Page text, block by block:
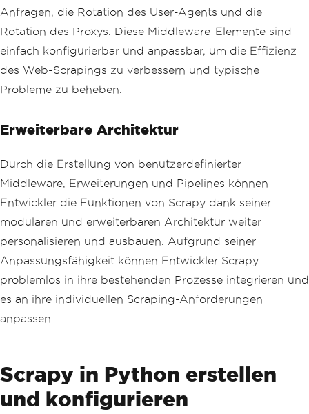
Anfragen, die Rotation des User-Agents und die
Rotation des Proxys. Diese Middleware-Elemente sind
einfach konfigurierbar und anpassbar, um die Effizienz
des Web-Scrapings zu verbessern und typische
Probleme zu beheben.
Erweiterbare Architektur
Durch die Erstellung von benutzerdefinierter
Middleware, Erweiterungen und Pipelines können
Entwickler die Funktionen von Scrapy dank seiner
modularen und erweiterbaren Architektur weiter
personalisieren und ausbauen. Aufgrund seiner
Anpassungsfähigkeit können Entwickler Scrapy
problemlos in ihre bestehenden Prozesse integrieren und
es an ihre individuellen Scraping-Anforderungen
anpassen.
Scrapy in Python erstellen
und konfigurieren